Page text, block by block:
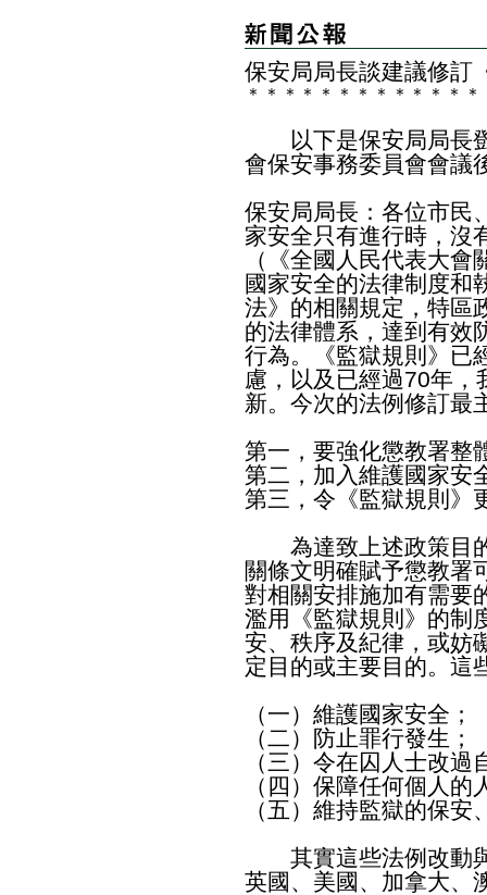
保安局局長談建議修訂
＊ ＊ ＊ ＊ ＊ ＊ ＊ ＊ ＊ ＊ ＊ ＊ ＊
以下是保安局局長鄧
會保安事務委員會會議
保安局局長：各位市民
家安全只有進行時，沒
（《全國人民代表大
國家安全的法律制度和
法》的相關規定，特區
的法律體系，達到有效
行為。《監獄規則》已
慮，以及已經過70年，
新。今次的法例修訂最
第一，要強化懲教署整
第二，加入維護國家安
第三，令《監獄規則》
為達致上述政策目的
關條文明確賦予懲教署
對相關安排施加有需要
濫用《監獄規則》的制
安、秩序及紀律，或妨
定目的或主要目的。這
（一）維護國家安全；
（二）防止罪行發生；
（三）令在囚人士改過
（四）保障任何個人的
（五）維持監獄的保安
其實這些法例改動與
英國、美國、加拿大、